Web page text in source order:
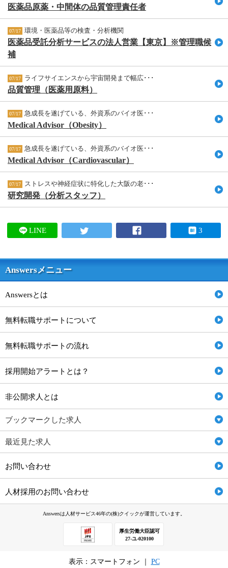
医薬品原薬・中間体の品質管理責任者
07/17 環境・医薬品等の検査・分析機関
医薬品受託分析サービスの法人営業【東京】※管理職候
補
07/17 ライフサイエンスから宇宙開発まで幅広･･･
品質管理（医薬用原料）
07/17 急成長を遂げている、外資系のバイオ医･･･
Medical Advisor（Obesity）
07/17 急成長を遂げている、外資系のバイオ医･･･
Medical Advisor（Cardiovascular）
07/17 ストレスや神経症状に特化した大阪の老･･･
研究開発（分析スタッフ）
LINE 3
Answersメニュー
Answersとは
無料転職サポートについて
無料転職サポートの流れ
採用開始アラートとは？
非公開求人とは
ブックマークした求人
最近見た求人
お問い合わせ
人材採用のお問い合わせ
Answersは人材サービス46年の(株)クイックが運営しています。
厚生労働大臣認可
27-ユ-020100
表示：スマートフォン ｜ PC